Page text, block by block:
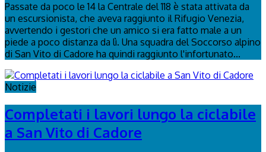
Passate da poco le 14 la Centrale del 118 è stata attivata da
un escursionista, che aveva raggiunto il Rifugio Venezia,
avvertendo i gestori che un amico si era fatto male a un
piede a poco distanza da lì. Una squadra del Soccorso alpino
di San Vito di Cadore ha quindi raggiunto l'infortunato...
Notizie
Completati i lavori lungo la ciclabile
a San Vito di Cadore